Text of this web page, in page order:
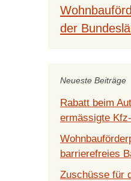
der
Neueste Beiträge
Rabatt beim
ermässigte
barrierefreies
Zuschüsse für